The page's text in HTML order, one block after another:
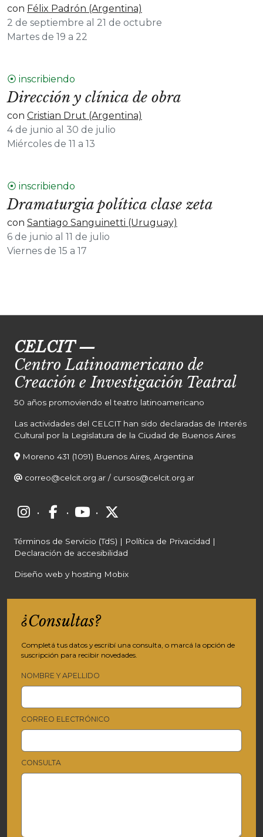
con Félix Padrón (Argentina)
2 de septiembre al 21 de octubre
Martes de 19 a 22
⦿ inscribiendo
Dirección y clínica de obra
con Cristian Drut (Argentina)
4 de junio al 30 de julio
Miércoles de 11 a 13
⦿ inscribiendo
Dramaturgia política clase zeta
con Santiago Sanguinetti (Uruguay)
6 de junio al 11 de julio
Viernes de 15 a 17
CELCIT—
Centro Latinoamericano de
Creación e Investigación Teatral
50 años promoviendo el teatro latinoamericano
Las actividades del CELCIT han sido declaradas de Interés
Cultural por la Legislatura de la Ciudad de Buenos Aires
Moreno 431 (1091) Buenos Aires, Argentina
correo@celcit.org.ar / cursos@celcit.org.ar
· · ·
Términos de Servicio (TdS) | Política de Privacidad |
Declaración de accesibilidad
Diseño web y hosting Mobix
¿Consultas?
Completá tus datos y escribí una consulta, o marcá la opción de
suscripción para recibir novedades.
NOMBRE Y APELLIDO
CORREO ELECTRÓNICO
CONSULTA